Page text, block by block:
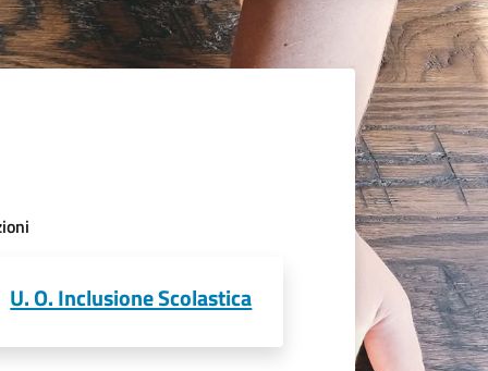
U. O. Inclusione Scolastica